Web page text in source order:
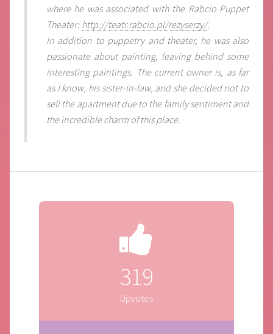
where he was associated with the Rabcio Puppet
Theater: http://teatr.rabcio.pl/rezyserzy/.
In addition to puppetry and theater, he was also
passionate about painting, leaving behind some
interesting paintings. The current owner is, as far
as I know, his sister-in-law, and she decided not to
sell the apartment due to the family sentiment and
the incredible charm of this place.
319
Upvotes